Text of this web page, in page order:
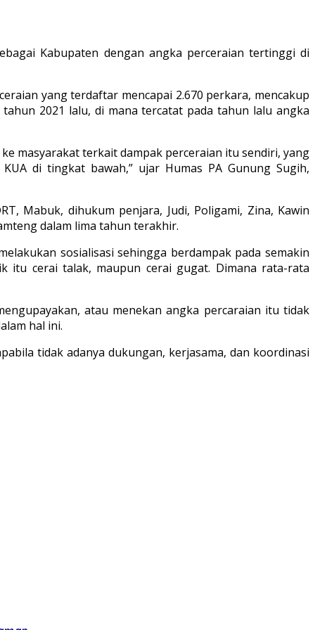
Kabupaten dengan angka perceraian tertinggi di
yang terdaftar mencapai 2.670 perkara, mencakup
2021 lalu, di mana tercatat pada tahun lalu angka
masyarakat terkait dampak perceraian itu sendiri, yang
di tingkat bawah,” ujar Humas PA Gunung Sugih,
Mabuk, dihukum penjara, Judi, Poligami, Zina, Kawin
dalam lima tahun terakhir.
sosialisasi sehingga berdampak pada semakin
itu cerai talak, maupun cerai gugat. Dimana rata-rata
atau menekan angka percaraian itu tidak
hal ini.
tidak adanya dukungan, kerjasama, dan koordinasi